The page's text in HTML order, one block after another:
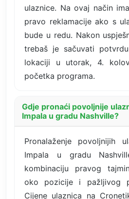
ulaznice. Na ovaj način
pravo reklamacije ako s
bude u redu. Nakon
trebaš je sačuvati
lokaciji u utorak, 4.
početka programa.
Gdje pronaći povoljnije
Impala u gradu Nashville?
Pronalaženje povoljnijih
Impala u gradu
kombinaciju pravog
oko pozicije i pažljivog
Cijene ulaznica na